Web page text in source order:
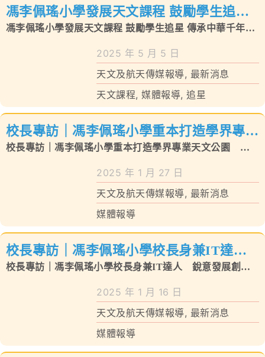
馮李佩瑤小學發展天文課程 鼓勵學生追星
傳承中華千年天文智慧
馮李佩瑤小學發展天文課程 鼓勵學生追星 傳承中華千年天
2025 年 5 月 5 日
天文及航天傳媒報導, 最新消息
天文課程,媒體報導,追星
校長專訪｜馮李佩瑤小學重本打造學界專業
天文公園 學生安坐家中用iPad觀星零難度
校長專訪｜馮李佩瑤小學重本打造學界專業天文公園 學
2025 年 1 月 27 日
天文及航天傳媒報導, 最新消息
媒體報導
校長專訪｜馮李佩瑤小學校長身兼IT達
人 銳意發展創科航空天文提升學生競爭力
校長專訪｜馮李佩瑤小學校長身兼IT達人 銳意發展創科
2025 年 1 月 16 日
天文及航天傳媒報導, 最新消息
媒體報導